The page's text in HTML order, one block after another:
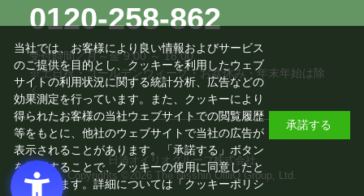
0120-258-862
受付時間／月～金 9:00 ～ 18:00
※土日祝・ゴールデンウィーク・お盆休み・年末年始は除
く
日清オイリオグループ株式会社
Copyrights ©2026 The Nisshin OilliO Group, Ltd.
当社では、お客様により良い情報およびサービス
のご提供を目的とし、クッキーを利用したウェブ
サイトの利用状況に関する統計分析、広告などの
効果測定を行っています。また、クッキーにより
得られたお客様の当社ウェブサイトでの閲覧履歴
等をもとに、他社のウェブサイトで当社の広告が
表示されることがあります。「承諾する」ボタン
を押下することで、クッキーの使用に同意したと
みなされます。詳細については「クッキーポリシ
承諾する